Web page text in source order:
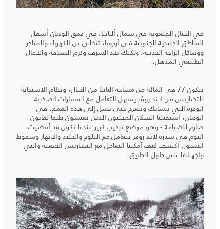
في الجبال الملعونة في شمال ألبانيا، في عمق الوديان أسفل
المناطق الجليدية الجنوبية في أوروبا، تتخلى عن الكهرباء والمتاجر
ووسائل الراحة الحديثة، ولكنك تجد الشرف وكرم الضيافة والجمال
الطبيعي المذهل.
تتكون 77 في المائة من مساحة ألبانيا من الجبال، ونظام الاستجابة
للتضاريس من لاند روڤر يسهل التعامل مع المسارات الصخرية
الوعرة التي تتشابك وتتعرج حتى تصل إلى هذه القمم. في
الوديان، استقبلنا السكان المحليون الذين يعيشون طبقاً لقانون
صارم للضيافة - وهو موضع ترحيب كبير عندما تكون قد أمضيت
اليوم في سيارة لاند روڤر تتعامل مع الثلوج والجليد والانهار وسقوط
الصخور. اكتشف كيف أمكننا التعامل مع التضاريس الصعبة والتي
واجهناها على طول الطريق.